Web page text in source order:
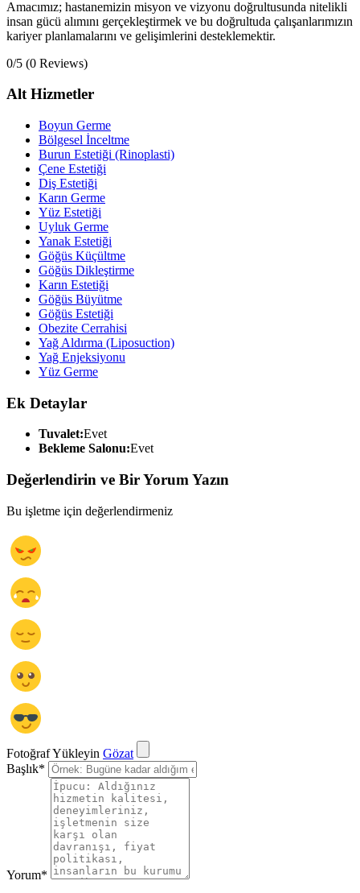
Amacımız; hastanemizin misyon ve vizyonu doğrultusunda nitelikli
insan gücü alımını gerçekleştirmek ve bu doğrultuda çalışanlarımızın
kariyer planlamalarını ve gelişimlerini desteklemektir.
0/5 (0 Reviews)
Alt Hizmetler
Boyun Germe
Bölgesel İnceltme
Burun Estetiği (Rinoplasti)
Çene Estetiği
Diş Estetiği
Karın Germe
Yüz Estetiği
Uyluk Germe
Yanak Estetiği
Göğüs Küçültme
Göğüs Dikleştirme
Karın Estetiği
Göğüs Büyütme
Göğüs Estetiği
Obezite Cerrahisi
Yağ Aldırma (Liposuction)
Yağ Enjeksiyonu
Yüz Germe
Ek Detaylar
Tuvalet:Evet
Bekleme Salonu:Evet
Değerlendirin ve Bir Yorum Yazın
Bu işletme için değerlendirmeniz
Fotoğraf Yükleyin Gözat
Başlık*
Yorum*